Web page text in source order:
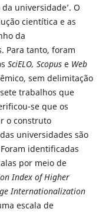
universidade’. O
cientítica e as
da
Para tanto, foram
SciELO, Scopuse Web
sem delimitação
trabalhos que
se que os
o construto
universidades são
identificadas
por meio de
Index of Higher
Internationalization
escala de